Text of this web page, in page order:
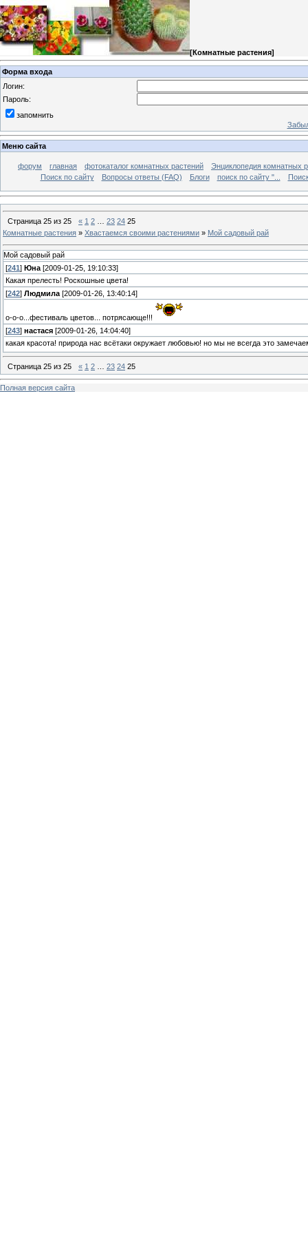
[Комнатные растения]
Форма входа
Логин:
Пароль:
запомнить
Меню сайта
форум главная фотокаталог комнатных растений
Энциклопедия комнатных
Поиск по сайту
Вопросы ответы (FAQ) Блоги поиск по сайту "...
Страница 25 из 25 « 1 2 23 24 25
Комнатные растения » Хвастаемся своими растениями » Мой садовый рай
Мой садовый рай
[241] Юна [2009-01-25, 19:10:33]
Какая прелесть! Роскошные цвета!
[242] Людмила [2009-01-26, 13:40:14]
о-о-о...фестиваль цветов... потрясающе!!!
[243] настася [2009-01-26, 14:04:40]
какая красота! природа нас всётаки окружает любовью! но мы не всегда это
Страница 25 из 25 « 1 2 23 24 25
Полная версия сайта